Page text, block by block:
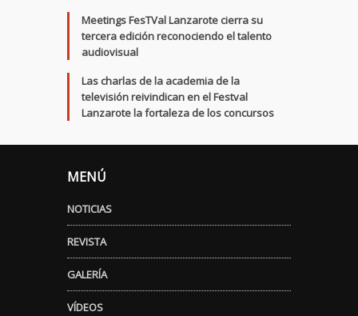
Meetings FesTVal Lanzarote cierra su
tercera edición reconociendo el talento
audiovisual
Las charlas de la academia de la
televisión reivindican en el Festval
Lanzarote la fortaleza de los concursos
MENÚ
NOTICIAS
REVISTA
GALERÍA
VÍDEOS